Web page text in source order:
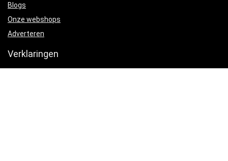
Blogs
Onze webshops
Adverteren
Verklaringen